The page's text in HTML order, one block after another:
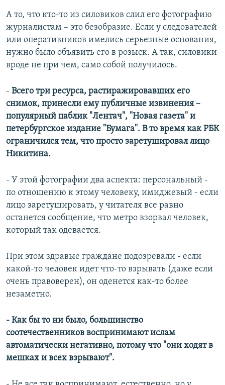
А то, что кто-то из силовиков слил его фотографию
журналистам – это безобразие. Если у следователей
или оперативников имелись серьезные основания,
нужно было объявить его в розыск. А так, силовики
вроде не при чем, само собой получилось.
- Всего три ресурса, растиражировавших его
снимок, принесли ему публичные извинения –
популярный паблик "Лентач", "Новая газета" и
петербургское издание "Бумага". В то время как РБК
ограничился тем, что просто заретушировал лицо
Никитина.
- У этой фотографии два аспекта: персональный -
по отношению к этому человеку, имиджевый - если
лицо заретушировать, у читателя все равно
останется сообщение, что метро взорвал человек,
который так одевается.
При этом здравые граждане подозревали - если
какой-то человек идет что-то взрывать (даже если
очень правоверен), он оденется как-то более
незаметно.
- Как бы то ни было, большинство
соотечественников воспринимают ислам
автоматически негативно, потому что "они ходят в
мешках и всех взрывают".